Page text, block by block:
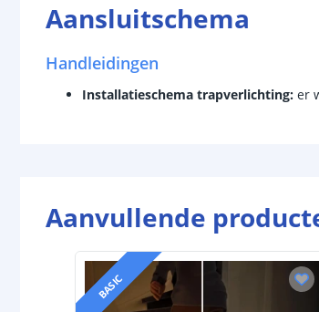
Aansluitschema
Handleidingen
Installatieschema trapverlichting: er
Aanvullende
BASIC